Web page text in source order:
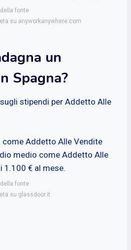
fonte
su anyworkanywhere.com
un
Spagna?
stipendi per Addetto Alle
come Addetto Alle Vendite
medio come Addetto Alle
1.100 € al mese.
fonte
su glassdoor.it